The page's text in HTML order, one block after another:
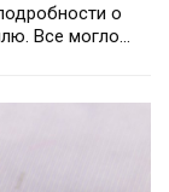
о
Все могло…